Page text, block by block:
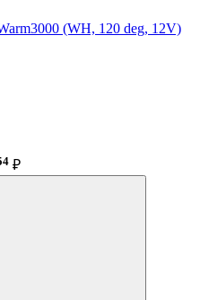
(WH, 120 deg, 12V)
₽